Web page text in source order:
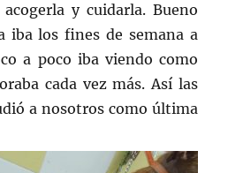
y cuidarla. Bueno
iba los fines de semana a
a poco iba viendo como
cada vez más. Así las
a nosotros como última